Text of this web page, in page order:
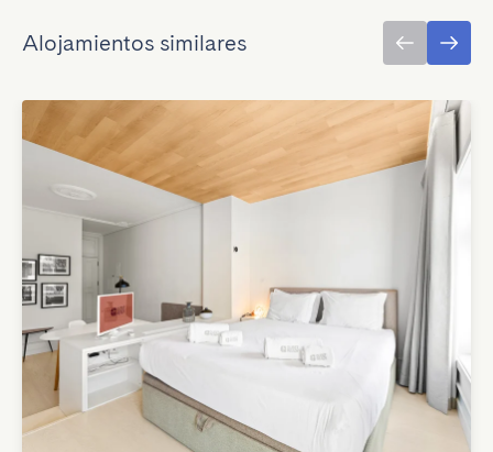
Alojamientos similares